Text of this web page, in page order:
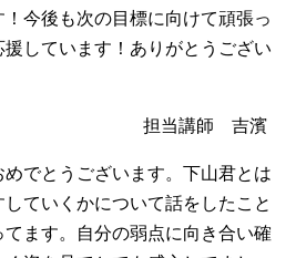
今後も次の目標に向けて頑張っ
しています！ありがとうござい
担当講師 吉濱
めでとうございます。下山君とは
ていくかについて話をしたこと
ます。自分の弱点に向き合い確